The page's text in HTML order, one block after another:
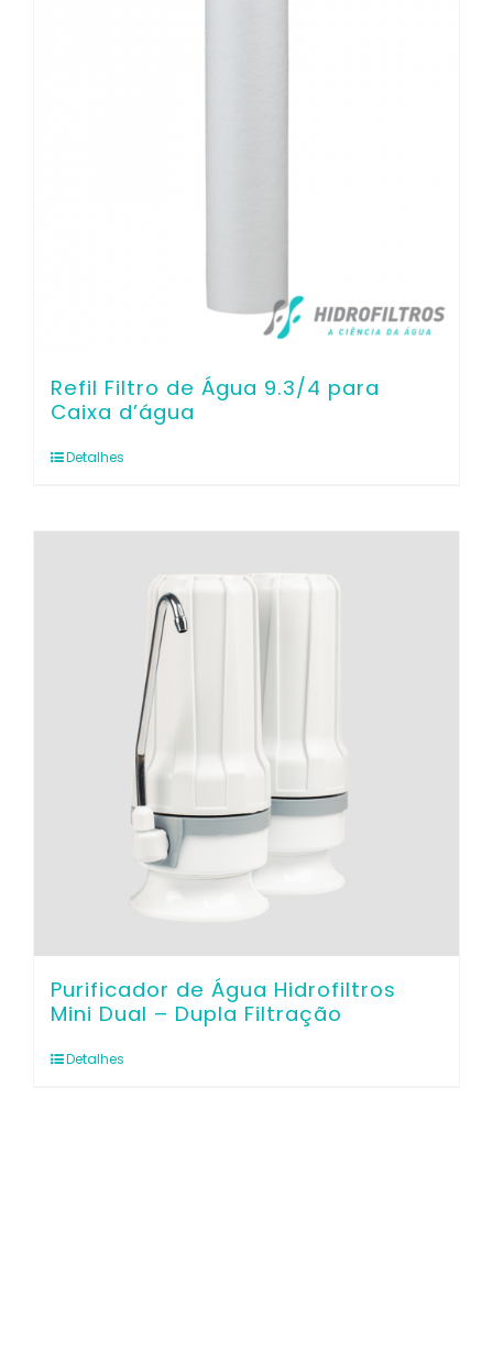
Refil Filtro de Água 9.3/4 para
Caixa d’água
Detalhes
Purificador de Água Hidrofiltros
Mini Dual – Dupla Filtração
Detalhes